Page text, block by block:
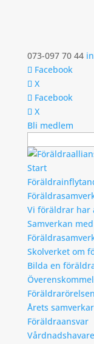
073-097 70 44
Facebook
X
Facebook
X
Bli medlem
Start
Vi föräldrar har
Samverkan
Skolverket om
Bilda en
Föräldrarörelsen
Årets
Föräldraansvar